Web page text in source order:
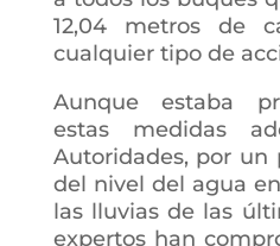
12,04 metros de
cualquier tipo de
Aunque estaba
estas medidas
Autoridades, por un
del nivel del agua
las lluvias de las
expertos han